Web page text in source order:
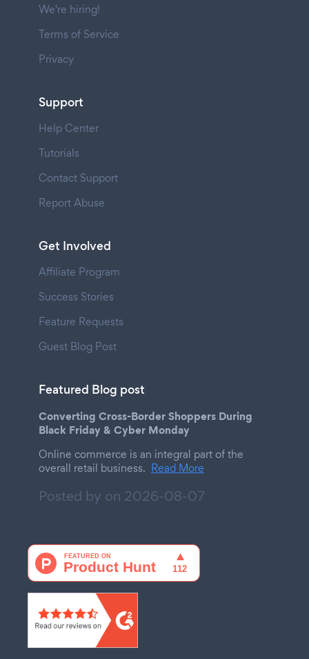
We're hiring!
Terms of Service
Privacy
Support
Help Center
Tutorials
Contact Support
Report Abuse
Get Involved
Affiliate Program
Success Stories
Feature Requests
Guest Blog Post
Featured Blog post
Converting Cross-Border Shoppers During
Black Friday & Cyber Monday
Online commerce is an integral part of the
overall retail business. Read More
Posted by on 2026-08-07